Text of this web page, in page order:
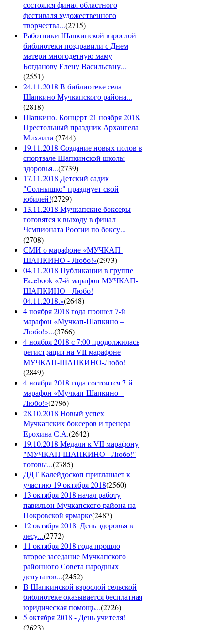
состоялся финал областного
фестиваля художественного
творчества...(2715)
Работники Шапкинской взрослой
библиотеки поздравили с Днем
матери многодетную маму
Богданову Елену Васильевну...
(2551)
24.11.2018 В библиотеке села
Шапкино Мучкапского района...
(2818)
Шапкино. Концерт 21 ноября 2018.
Престольный праздник Архангела
Михаила.(2744)
19.11.2018 Создание новых полов в
спортзале Шапкинской школы
здоровья...(2739)
17.11.2018 Детский садик
"Солнышко" празднует свой
юбилей!(2729)
13.11.2018 Мучкапские боксеры
готовятся к выходу в финал
Чемпионата России по боксу...
(2708)
СМИ о марафоне «МУЧКАП-
ШАПКИНО - Любо!»(2973)
04.11.2018 Публикации в группе
Facebook «7-й марафон МУЧКАП-
ШАПКИНО - Любо!
04.11.2018.»(2648)
4 ноября 2018 года прошел 7-й
марафон «Мучкап-Шапкино –
Любо!»...(3766)
4 ноября 2018 с 7:00 продолжилась
регистрация на VII марафоне
МУЧКАП-ШАПКИНО-Любо!
(2849)
4 ноября 2018 года состоится 7-й
марафон «Мучкап-Шапкино –
Любо!»(2796)
28.10.2018 Новый успех
Мучкапских боксеров и тренера
Ерохина С.А.(2642)
19.10.2018 Медали к VII марафону
"МУЧКАП-ШАПКИНО - Любо!"
готовы...(2785)
ДДТ Калейдоскоп приглашает к
участию 19 октября 2018(2560)
13 октября 2018 начал работу
павильон Мучкапского района на
Покровской ярмарке(2487)
12 октября 2018. День здоровья в
лесу...(2772)
11 октября 2018 года прошло
второе заседание Мучкапского
районного Совета народных
депутатов...(2452)
В Шапкинской взрослой сельской
библиотеке оказывается бесплатная
юридическая помощь...(2726)
5 октября 2018 - День учителя!
(2623)